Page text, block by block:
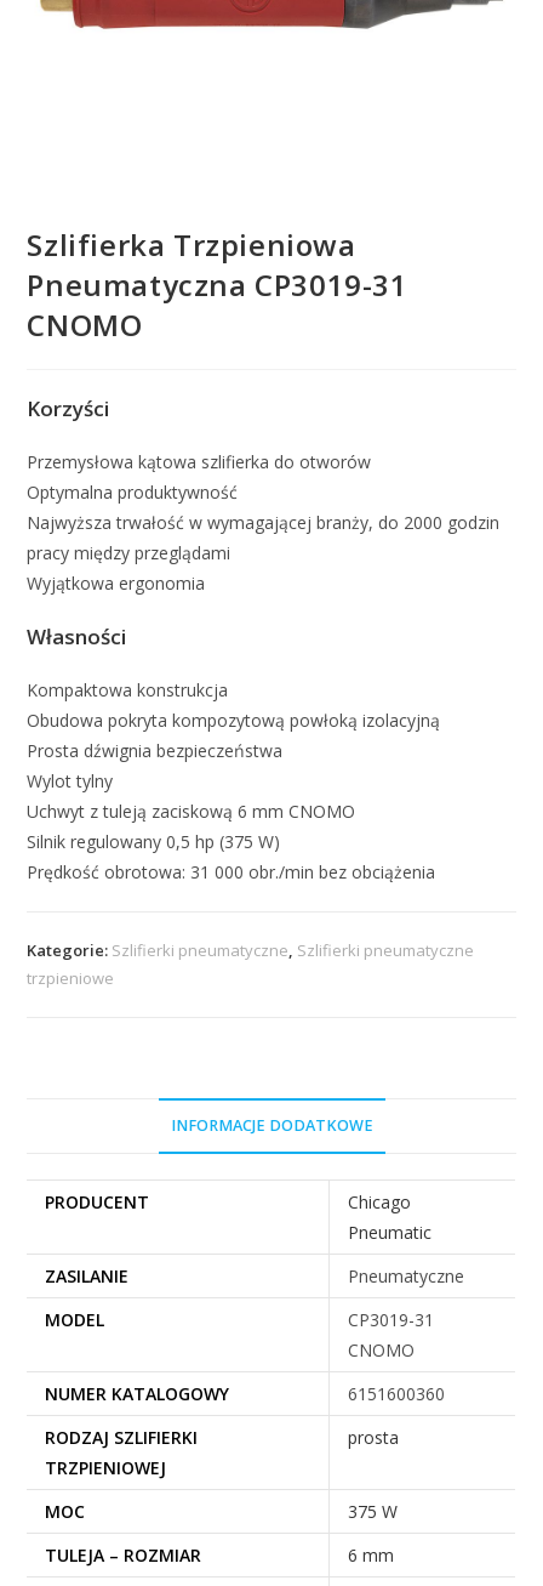
Szlifierka Trzpieniowa
Pneumatyczna CP3019-31
CNOMO
Korzyści
Przemysłowa kątowa szlifierka do otworów
Optymalna produktywność
Najwyższa trwałość w wymagającej branży, do 2000 godzin
pracy między przeglądami
Wyjątkowa ergonomia
Własności
Kompaktowa konstrukcja
Obudowa pokryta kompozytową powłoką izolacyjną
Prosta dźwignia bezpieczeństwa
Wylot tylny
Uchwyt z tuleją zaciskową 6 mm CNOMO
Silnik regulowany 0,5 hp (375 W)
Prędkość obrotowa: 31 000 obr./min bez obciążenia
Kategorie: Szlifierki pneumatyczne, Szlifierki pneumatyczne
trzpieniowe
INFORMACJE DODATKOWE
PRODUCENT
Chicago
Pneumatic
ZASILANIE
Pneumatyczne
MODEL
CP3019-31
CNOMO
NUMER KATALOGOWY
6151600360
RODZAJ SZLIFIERKI
TRZPIENIOWEJ
prosta
MOC
375 W
TULEJA – ROZMIAR
6 mm